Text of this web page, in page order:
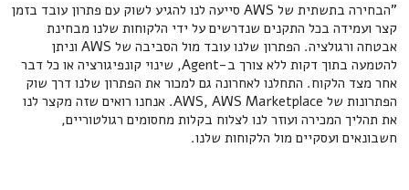
"הבחירה בתשתית של AWS סייעה לנו להגיע לשוק עם פתרון עובד בזמן
קצר ועמידה בכל התקנים שנדרשים על ידי הלקוחות שלנו מבחינת
אבטחה ורגולציה. הפתרון שלנו עובד מול הסביבה של AWS וניתן
להטמעה בתוך דקות ללא צורך ב-Agent, שינוי קונפיגורציה או כל דבר
אחר מצד הלקוח. התחלנו לאחרונה גם למכור את הפתרון שלנו דרך שוק
הפתרונות של AWS, AWS Marketplace. אנחנו רואים שזה מקצר לנו
את תהליך המכירה ועוזר לנו לצלוח בקלות מחסומים רגולטוריים,
חשבונאים ועסקיים מול הלקוחות שלנו.